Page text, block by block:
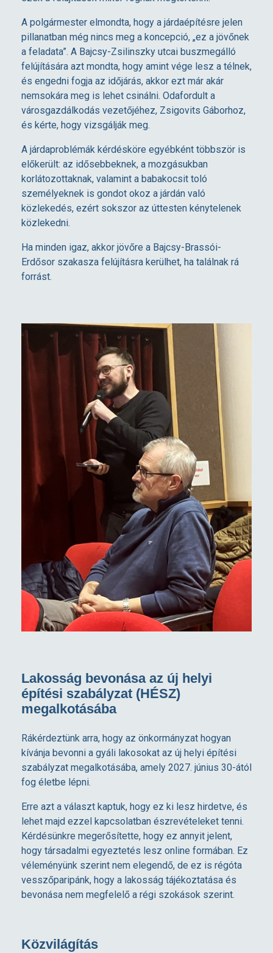
A polgármester elmondta, hogy a járdaépítésre jelen
pillanatban még nincs meg a koncepció, „ez a jövőnek
a feladata”. A Bajcsy-Zsilinszky utcai buszmegálló
felújítására azt mondta, hogy amint vége lesz a télnek,
és engedni fogja az időjárás, akkor ezt már akár
nemsokára meg is lehet csinálni. Odafordult a
városgazdálkodás vezetőjéhez, Zsigovits Gáborhoz,
és kérte, hogy vizsgálják meg.
A járdaproblémák kérdésköre egyébként többször is
előkerült: az idősebbeknek, a mozgásukban
korlátozottaknak, valamint a babakocsit toló
személyeknek is gondot okoz a járdán való
közlekedés, ezért sokszor az úttesten kénytelenek
közlekedni.
Ha minden igaz, akkor jövőre a Bajcsy-Brassói-
Erdősor szakasza felújításra kerülhet, ha találnak rá
forrást.
Lakosság bevonása az új helyi
építési szabályzat (HÉSZ)
megalkotásába
Rákérdeztünk arra, hogy az önkormányzat hogyan
kívánja bevonni a gyáli lakosokat az új helyi építési
szabályzat megalkotásába, amely 2027. június 30-ától
fog életbe lépni.
Erre azt a választ kaptuk, hogy ez ki lesz hirdetve, és
lehet majd ezzel kapcsolatban észrevételeket tenni.
Kérdésünkre megerősítette, hogy ez annyit jelent,
hogy társadalmi egyeztetés lesz online formában. Ez
véleményünk szerint nem elegendő, de ez is régóta
vesszőparipánk, hogy a lakosság tájékoztatása és
bevonása nem megfelelő a régi szokások szerint.
Közvilágítás